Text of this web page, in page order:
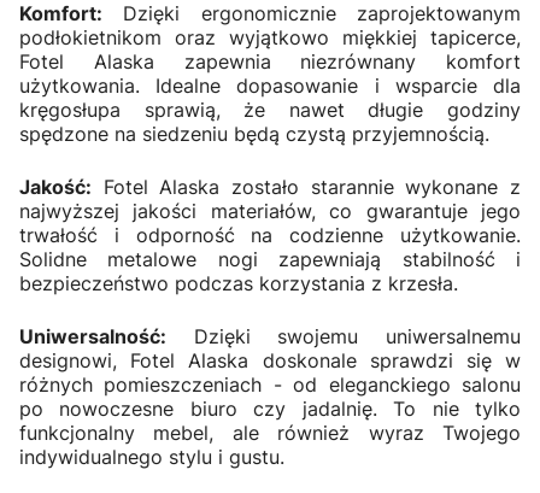
Komfort: Dzięki ergonomicznie zaprojektowanym
podłokietnikom oraz wyjątkowo miękkiej tapicerce,
Fotel Alaska zapewnia niezrównany komfort
użytkowania. Idealne dopasowanie i wsparcie dla
kręgosłupa sprawią, że nawet długie godziny
spędzone na siedzeniu będą czystą przyjemnością.
Jakość: Fotel Alaska zostało starannie wykonane z
najwyższej jakości materiałów, co gwarantuje jego
trwałość i odporność na codzienne użytkowanie.
Solidne metalowe nogi zapewniają stabilność i
bezpieczeństwo podczas korzystania z krzesła.
Uniwersalność: Dzięki swojemu uniwersalnemu
designowi, Fotel Alaska doskonale sprawdzi się w
różnych pomieszczeniach - od eleganckiego salonu
po nowoczesne biuro czy jadalnię. To nie tylko
funkcjonalny mebel, ale również wyraz Twojego
indywidualnego stylu i gustu.